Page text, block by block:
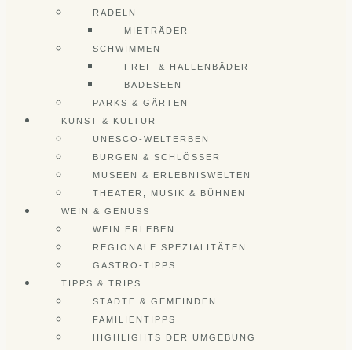
RADELN
MIETRÄDER
SCHWIMMEN
FREI- & HALLENBÄDER
BADESEEN
PARKS & GÄRTEN
KUNST & KULTUR
UNESCO-WELTERBEN
BURGEN & SCHLÖSSER
MUSEEN & ERLEBNISWELTEN
THEATER, MUSIK & BÜHNEN
WEIN & GENUSS
WEIN ERLEBEN
REGIONALE SPEZIALITÄTEN
GASTRO-TIPPS
TIPPS & TRIPS
STÄDTE & GEMEINDEN
FAMILIENTIPPS
HIGHLIGHTS DER UMGEBUNG